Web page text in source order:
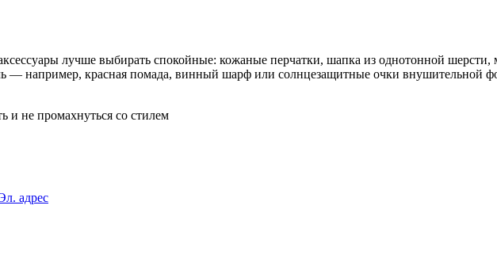
лучше выбирать спокойные: кожаные перчатки, шапка из однотонной
— например, красная помада, винный шарф или солнцезащитные очки внушительной
адрес